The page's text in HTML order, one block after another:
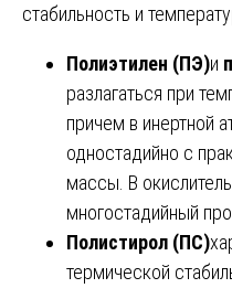
стабильность и
Полиэтилен (ПЭ)и
разлагаться при
причем в инертной
одностадийно с
массы. В
многостадийный
Полистирол (ПС)
термической